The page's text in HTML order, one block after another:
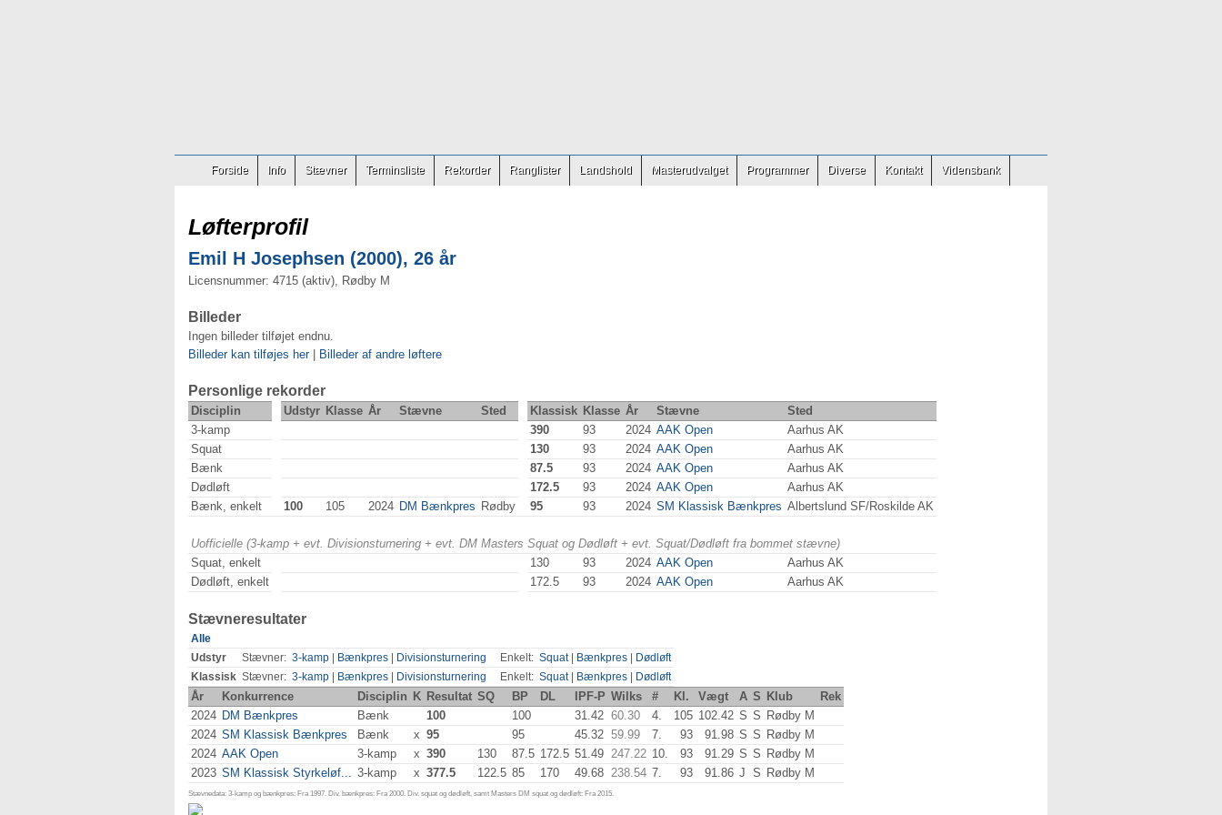
Forside Info Stævner Terminsliste Rekorder Ranglister Landshold Masterudvalget Programmer Diverse Kontakt Vidensbank
Løfterprofil
Emil H Josephsen (2000), 26 år
Licensnummer: 4715 (aktiv), Rødby M
Billeder
Ingen billeder tilføjet endnu.
Billeder kan tilføjes her| Billeder af andre løftere
Personlige rekorder
Disciplin Udstyr Klasse År Stævne Sted Klassisk Klasse År Stævne
Sted
3-kamp
390 93 2024 AAK Open
Aarhus AK
Squat
130 93 2024 AAK Open
Aarhus AK
Bænk
87.5 93 2024 AAK Open
Aarhus AK
Dødløft
172.5 93 2024 AAK Open
Aarhus AK
Bænk, enkelt
100 105 2024 DM Bænkpres Rødby 95 93 2024 SM Klassisk Bænkpres Albertslund SF/Roskilde AK
Uofficielle (3-kamp + evt. Divisionsturnering + evt. DM Masters Squat og Dødløft + evt. Squat/Dødløft fra bommet stævne)
Squat, enkelt
130 93 2024 AAK Open
Aarhus AK
Dødløft, enkelt
172.5 93 2024 AAK Open Aarhus AK
Stævneresultater
Alle
Udstyr
Stævner: 3-kamp Bænkpres Divisionsturnering Enkelt: Squat| Bænkpres
Dødløft
Klassisk Stævner: 3-kamp Bænkpres Divisionsturnering Enkelt: Squat| Bænkpres Dødløft
År Konkurrence Disciplin K Resultat SQ BP DL IPF-P Wilks # Kl. Vægt A S Klub
Rek
2024 DM Bænkpres Bænk 100 100 31.42 60.30 4. 105 102.42 S S Rødby M
2024 SM Klassisk Bænkpres Bænk x 95 95 45.32 59.99 7. 93 91.98 S S Rødby M
2024 AAK Open 3-kamp x 390 130 87.5 172.5 51.49 247.22 10. 93 91.29 S S Rødby M
2023 SM Klassisk Styrkeløf... 3-kamp x 377.5 122.5 85 170 49.68 238.54 7. 93 91.86 J S Rødby M
Stævnedata: 3-kamp og bænkpres: Fra 1997. Div. bænkpres: Fra 2000. Div. squat og dødløft, samt Masters DM squat og dødløft: Fra 2015.